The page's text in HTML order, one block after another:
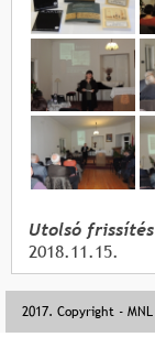
Utolsó frissítés
2018.11.15.
2017. Copyright - MNL